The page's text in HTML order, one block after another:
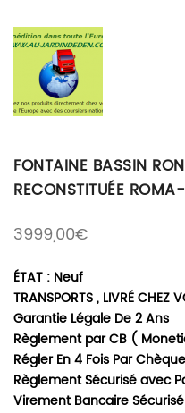
FONTAINE BASSIN
RECONSTITUÉE
3999,00€
ÉTAT : Neuf
TRANSPORTS , LIVRÉ CHEZ
Garantie Légale De 2 Ans
Règlement par CB (
Régler En 4 Fois Par
Règlement Sécurisé avec
Virement Bancaire